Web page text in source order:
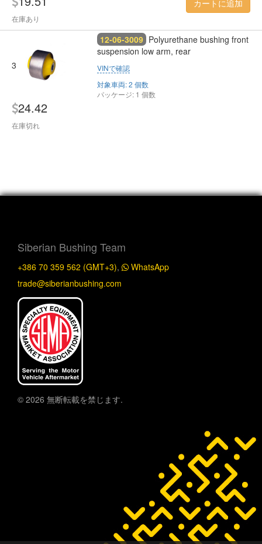
在庫あり
カートに追加
3
12-06-3009 Polyurethane bushing front
suspension low arm, rear
VINで確認
対象車両: 2 個数
パッケージ: 1 個数
24.42
在庫切れ
Siberian Bushing Team
+386 70 359 562 (GMT+3),
WhatsApp
trade@siberianbushing.com
© 2026 無断転載を禁じます.